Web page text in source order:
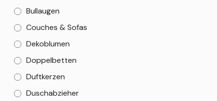
Bullaugen
Couches & Sofas
Dekoblumen
Doppelbetten
Duftkerzen
Duschabzieher